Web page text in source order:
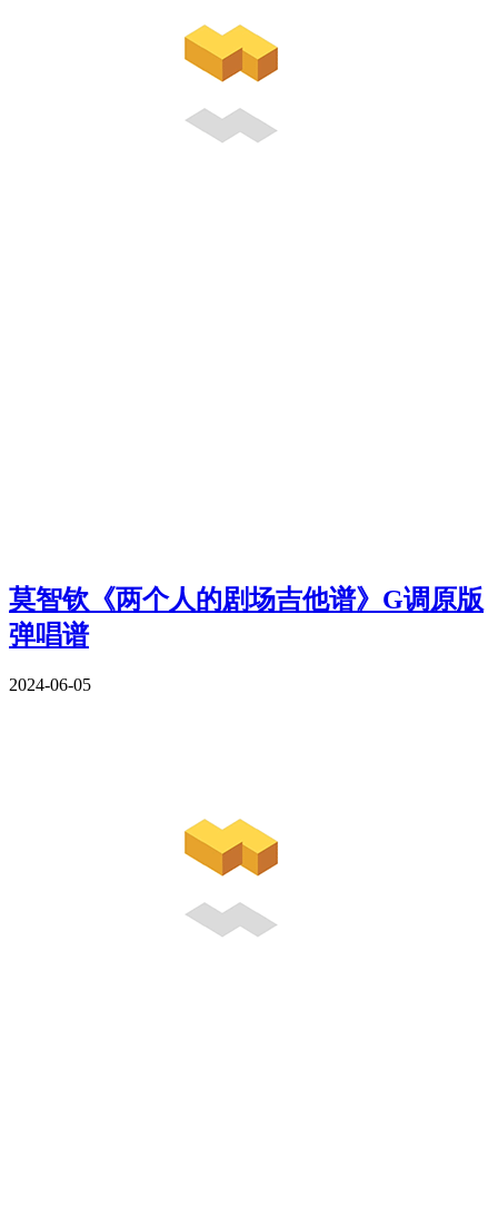
莫智钦《两个人的剧场吉他谱》G调原版
弹唱谱
2024-06-05